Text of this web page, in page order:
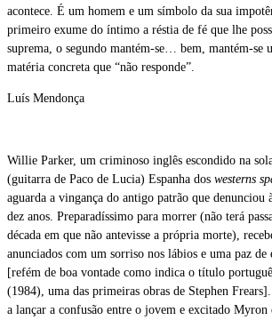
acontece. É um homem e um símbolo da sua
primeiro exume do íntimo a réstia de fé que lhe
suprema, o segundo mantém-se… bem, mantém-se
matéria concreta que “não responde”.
Luís Mendonça
Willie Parker, um criminoso inglês escondido na
(guitarra de Paco de Lucia) Espanha dos westerns
aguarda a vingança do antigo patrão que denunciou
dez anos. Preparadíssimo para morrer (não terá
década em que não antevisse a própria morte),
anunciados com um sorriso nos lábios e uma paz de
[refém de boa vontade como indica o título
(1984), uma das primeiras obras de Stephen
a lançar a confusão entre o jovem e excitado Myron